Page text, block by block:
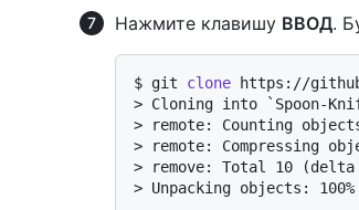
Нажмите клавишу ВВОД.
$ git clone https://
> Cloning into `Spoon-
>
remote: Counting
>
remote: Compressing
>
remove: Total 10
> Unpacking objects: